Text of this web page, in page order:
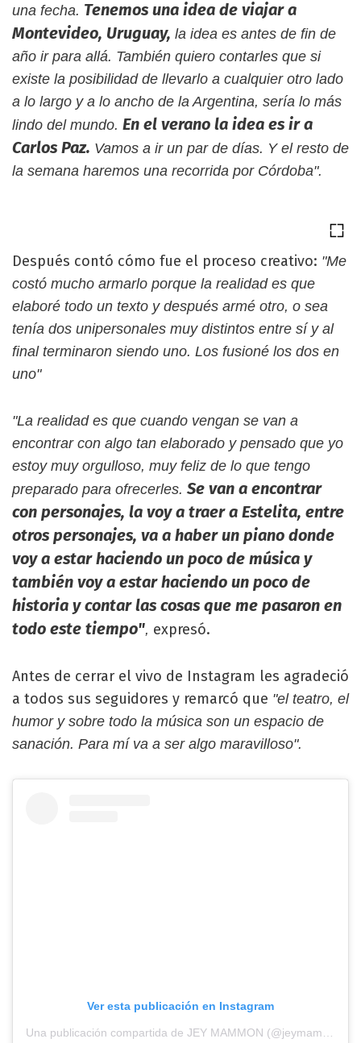
una fecha. Tenemos una idea de viajar a
Montevideo, Uruguay, la idea es antes de fin de
año ir para allá. También quiero contarles que si
existe la posibilidad de llevarlo a cualquier otro lado
a lo largo y a lo ancho de la Argentina, sería lo más
lindo del mundo. En el verano la idea es ir a
Carlos Paz. Vamos a ir un par de días. Y el resto de
la semana haremos una recorrida por Córdoba".
Después contó cómo fue el proceso creativo: "Me
costó mucho armarlo porque la realidad es que
elaboré todo un texto y después armé otro, o sea
tenía dos unipersonales muy distintos entre sí y al
final terminaron siendo uno. Los fusioné los dos en
uno"
"La realidad es que cuando vengan se van a
encontrar con algo tan elaborado y pensado que yo
estoy muy orgulloso, muy feliz de lo que tengo
preparado para ofrecerles. Se van a encontrar
con personajes, la voy a traer a Estelita, entre
otros personajes, va a haber un piano donde
voy a estar haciendo un poco de música y
también voy a estar haciendo un poco de
historia y contar las cosas que me pasaron en
todo este tiempo", expresó.
Antes de cerrar el vivo de Instagram les agradeció
a todos sus seguidores y remarcó que "el teatro, el
humor y sobre todo la música son un espacio de
sanación. Para mí va a ser algo maravilloso".
Ver esta publicación en Instagram